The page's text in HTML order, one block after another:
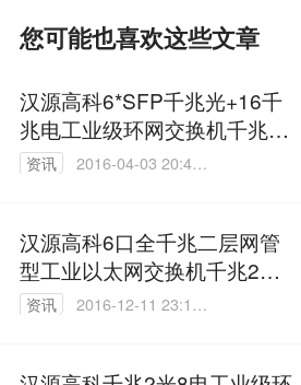
您可能也喜欢这些文章
汉源高科6*SFP千兆光+16千
兆电工业级环网交换机千兆6
光16电工业以太网交换机
资讯
2016-04-03 20:42:
汉源高科6口全千兆二层网管
型工业以太网交换机千兆2光4
电光纤自愈ERPS环网交换机
资讯
2016-12-11 23:10: